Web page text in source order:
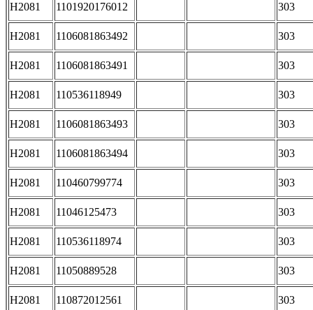
H2081 1101920176012 303
H2081 1106081863492 303
H2081 1106081863491 303
H2081 110536118949 303
H2081 1106081863493 303
H2081 1106081863494 303
H2081 110460799774 303
H2081 11046125473 303
H2081 110536118974 303
H2081 11050889528 303
H2081 110872012561 303